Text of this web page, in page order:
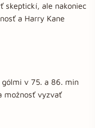
skeptickí, ale nakoniec
a Harry Kane
v 75. a 86. min
možnosť vyzvať